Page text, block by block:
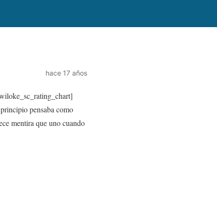
hace 17 años
pensaba como
mentira que uno cuando